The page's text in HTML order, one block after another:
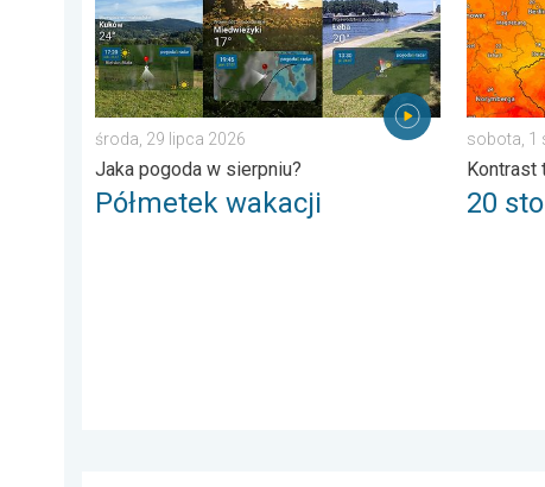
środa, 29 lipca 2026
Jaka pogoda w sierpniu?
Półmetek wakacji
sobota, 1
Kontrast
20